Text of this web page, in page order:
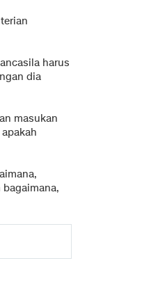
harus
dia
masukan